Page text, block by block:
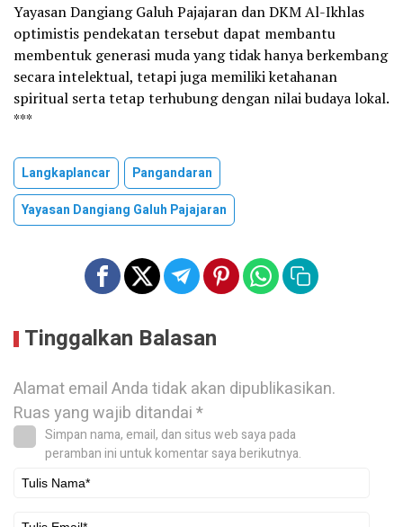
Yayasan Dangiang Galuh Pajajaran dan DKM Al-Ikhlas
optimistis pendekatan tersebut dapat membantu
membentuk generasi muda yang tidak hanya berkembang
secara intelektual, tetapi juga memiliki ketahanan
spiritual serta tetap terhubung dengan nilai budaya lokal.
***
Langkaplancar
Pangandaran
Yayasan Dangiang Galuh Pajajaran
Tinggalkan Balasan
Alamat email Anda tidak akan dipublikasikan.
Ruas yang wajib ditandai*
Simpan nama, email, dan situs web saya pada
peramban ini untuk komentar saya berikutnya.